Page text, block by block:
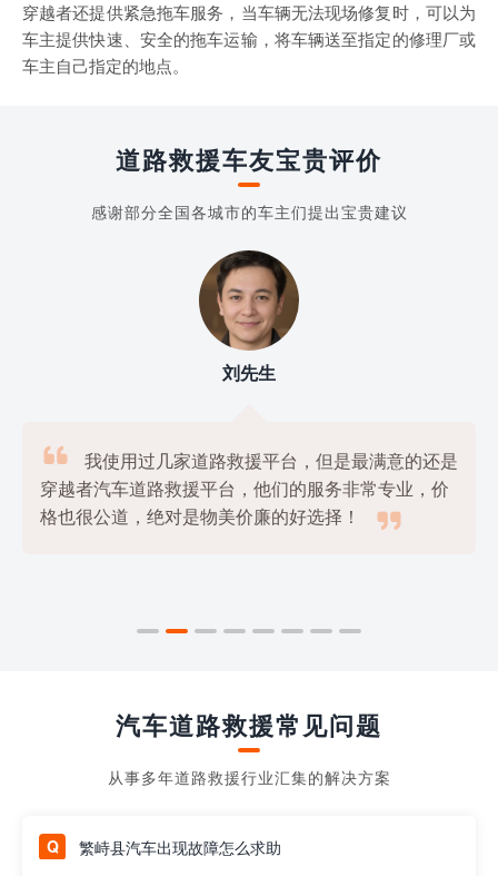
穿越者还提供紧急拖车服务，当车辆无法现场修复时，可以为
车主提供快速、安全的拖车运输，将车辆送至指定的修理厂或
车主自己指定的地点。
道路救援车友宝贵评价
感谢部分全国各城市的车主们提出宝贵建议
刘先生

我使用过几家道路救援平台，但是最满意的还是
穿越者汽车道路救援平台，他们的服务非常专业，价
格也很公道，绝对是物美价廉的好选择！

汽车道路救援常见问题
从事多年道路救援行业汇集的解决方案
繁峙县汽车出现故障怎么求助